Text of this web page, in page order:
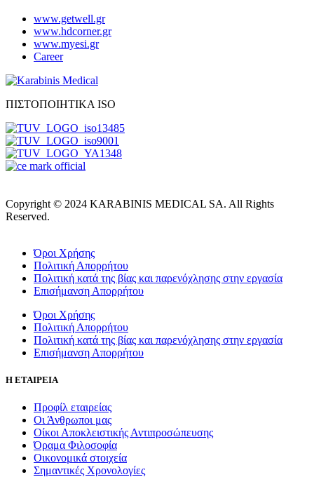
www.getwell.gr
www.hdcorner.gr
www.myesi.gr
Career
ΠΙΣΤΟΠΟΙΗΤΙΚΑ ISO
Copyright © 2024 KARABINIS MEDICAL SA. All Rights
Reserved.
Όροι Χρήσης
Πολιτική Απορρήτου
Πολιτική κατά της βίας και παρενόχλησης στην εργασία
Επισήμανση Απορρήτου
Όροι Χρήσης
Πολιτική Απορρήτου
Πολιτική κατά της βίας και παρενόχλησης στην εργασία
Επισήμανση Απορρήτου
Η ΕΤΑΙΡΕΙΑ
Προφίλ εταιρείας
Οι Άνθρωποι μας
Οίκοι Αποκλειστικής Αντιπροσώπευσης
Όραμα Φιλοσοφία
Οικονομικά στοιχεία
Σημαντικές Χρονολογίες